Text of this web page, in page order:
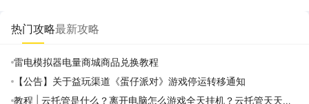
热门攻略最新攻略
雷电模拟器电量商城商品兑换教程
【公告】关于益玩渠道《蛋仔派对》游戏停运转移通知
教程 | 云托管是什么？离开电脑怎么游戏全天挂机？云托管天天免